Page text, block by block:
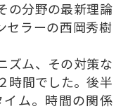
の分野の最新理論
セラーの西岡秀樹
ズム、その対策な
時間でした。後半
ム。時間の関係